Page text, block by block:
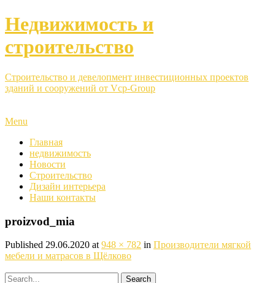
Недвижимость и
строительство
Строительство и девелопмент инвестиционных проектов
зданий и сооружений от Vcp-Group
Menu
Главная
недвижимость
Новости
Строительство
Дизайн интерьера
Наши контакты
proizvod_mia
Published 29.06.2020 at 948 × 782 in Производители мягкой
мебели и матрасов в Щёлково